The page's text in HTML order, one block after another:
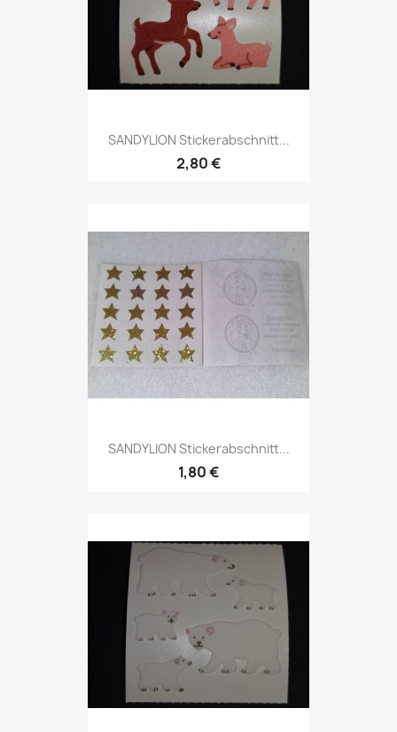
SANDYLION Stickerabschnitt...
2,80 €
SANDYLION Stickerabschnitt...
1,80 €